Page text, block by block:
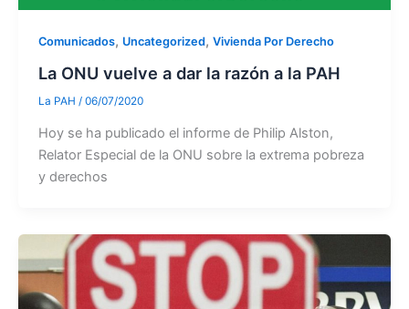
Comunicados, Uncategorized, Vivienda Por Derecho
La ONU vuelve a dar la razón a la PAH
La PAH / 06/07/2020
Hoy se ha publicado el informe de Philip Alston,
Relator Especial de la ONU sobre la extrema pobreza
y derechos